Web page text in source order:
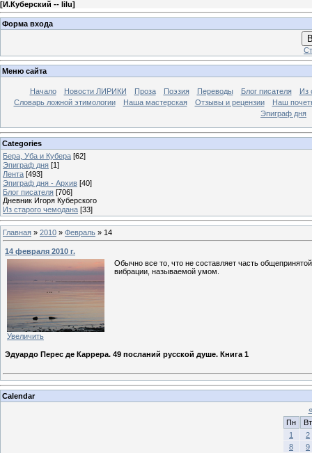
[И.Куберский -- lilu]
Форма входа
Меню сайта
Начало Новости ЛИРИКИ Проза Поэзия Переводы Блог писателя
Из
Словарь ложной этимологии
Наша мастерская Отзывы и рецензии
Наш
Эпиграф дня
Categories
Бера, Уба и Кубера [62]
Эпиграф дня [1]
Лента [493]
Эпиграф дня - Архив [40]
Блог писателя [706]
Дневник Игоря Куберского
Из старого чемодана [33]
Главная » 2010 » Февраль » 14
14 февраля 2010 г.
Увеличить
Обычно все то, что не составляет часть
вибрации, называемой умом.
Эдуардо Перес де Каррера. 49 посланий русской душе. Книга 1
Calendar
«
Пн
Вт
1
2
8
9